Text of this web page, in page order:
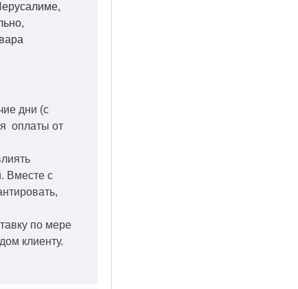
дни (с
оплаты от
Вместе с
по мере
клиенту.